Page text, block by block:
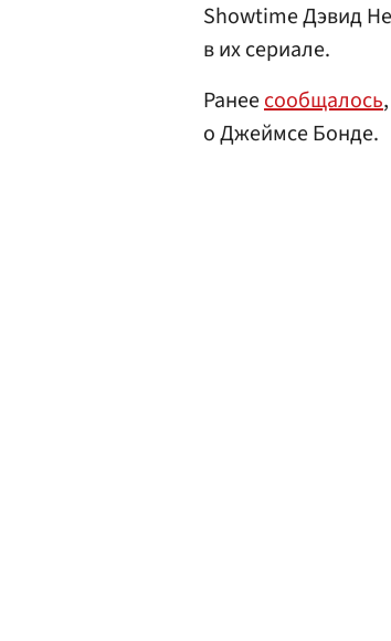
Showtime Дэвид
в их сериале.
Ранеесообщалось
о Джеймсе Бонде.